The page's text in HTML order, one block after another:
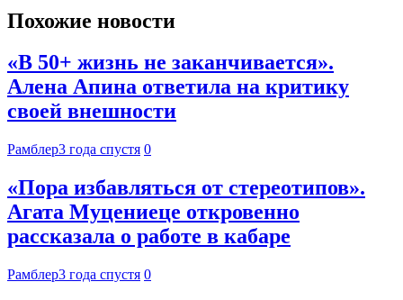
Похожие новости
«В 50+ жизнь не заканчивается».
Алена Апина ответила на критику
своей внешности
Рамблер3 года спустя 0
«Пора избавляться от стереотипов».
Агата Муцениеце откровенно
рассказала о работе в кабаре
Рамблер3 года спустя 0